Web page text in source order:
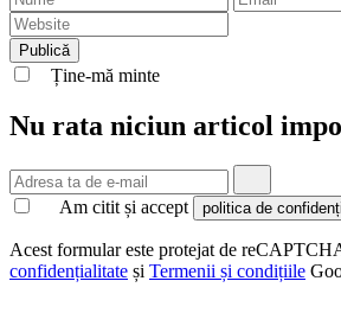
Ține-mă minte
Nu rata niciun articol
Am citit și accept politica de
Acest formular este protejat de
confidențialitate și Termenii și condițiile